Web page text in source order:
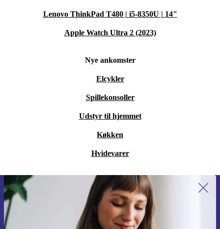
Lenovo ThinkPad T480 | i5-8350U | 14"
Apple Watch Ultra 2 (2023)
Nye ankomster
Elcykler
Spillekonsoller
Udstyr til hjemmet
Køkken
Hvidevarer
Tilmeld dig vores nyhedsbrev for
første gang og spar 115 kr!
Gå aldrig glip af et tilbud igen.